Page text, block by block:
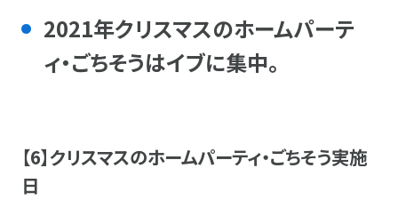
2021年クリスマスのホームパーテ
ィ・ごちそうはイブに集中。
【6】クリスマスのホームパーティ・ごちそう実施
日